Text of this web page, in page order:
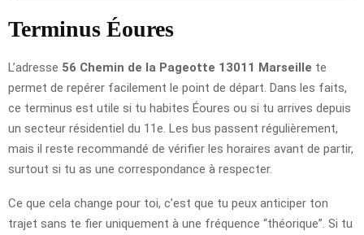
Terminus Éoures
L’adresse 56 Chemin de la Pageotte 13011 Marseille te
permet de repérer facilement le point de départ. Dans les faits,
ce terminus est utile si tu habites Éoures ou si tu arrives depuis
un secteur résidentiel du 11e. Les bus passent régulièrement,
mais il reste recommandé de vérifier les horaires avant de partir,
surtout si tu as une correspondance à respecter.
Ce que cela change pour toi, c’est que tu peux anticiper ton
trajet sans te fier uniquement à une fréquence “théorique”. Si tu